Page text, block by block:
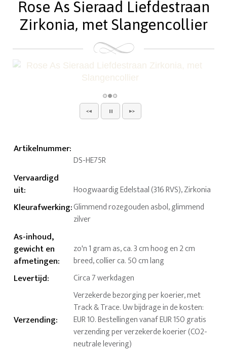
Rose As Sieraad Liefdestraan
Zirkonia, met Slangencollier
Artikelnummer:
DS-HE75R
Vervaardigd
uit: Hoogwaardig Edelstaal (316 RVS), Zirkonia
Kleurafwerking:Glimmend rozegouden asbol, glimmend
zilver
As-inhoud,
gewicht en
afmetingen:
zo'n 1 gram as, ca. 3 cm hoog en 2 cm
breed, collier ca. 50 cm lang
Levertijd: Circa 7 werkdagen
Verzending:
Verzekerde bezorging per koerier, met
Track & Trace. Uw bijdrage in de kosten:
EUR 10. Bestellingen vanaf EUR 150 gratis
verzending per verzekerde koerier (CO2-
neutrale levering)